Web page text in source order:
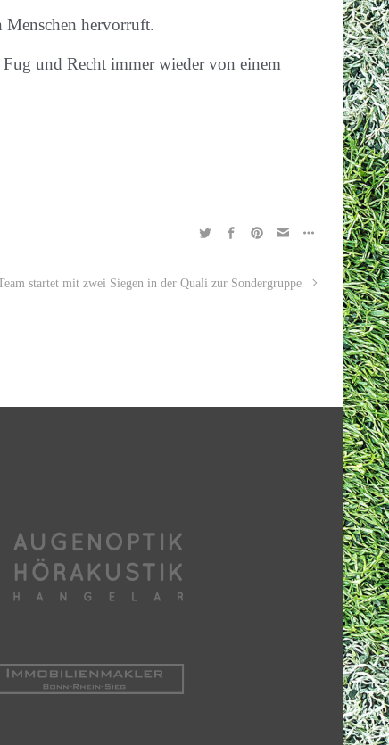
Menschen hervorruft.
und Recht immer wieder von einem
startet mit zwei Siegen in der Quali zur Sondergruppe